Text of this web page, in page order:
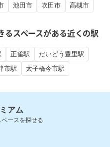
池田市 吹田市
高槻市
るスペースがある近くの駅
正雀駅
だいどう豊里駅
市駅 太子橋今市駅
アム
ースを探せる